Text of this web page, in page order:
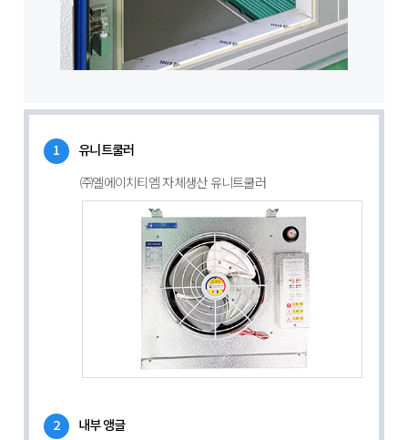
1 유니트쿨러
㈜엘에이치티엠 자체생산 유니트쿨러
2 내부 앵글